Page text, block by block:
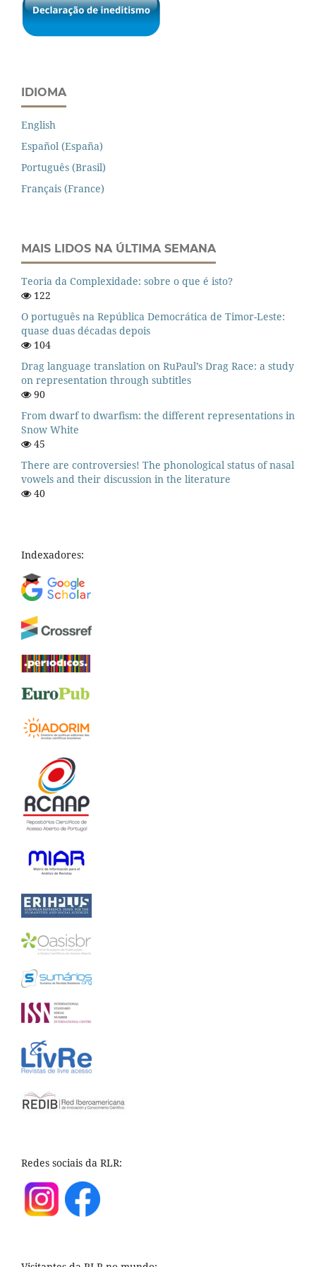
IDIOMA
English
Español (España)
Português (Brasil)
Français (France)
MAIS LIDOS NA ÚLTIMA SEMANA
Teoria da Complexidade: sobre o que é isto?
122
O português na República Democrática de Timor-Leste:
quase duas décadas depois
104
Drag language translation on RuPaul’s Drag Race: a study
on representation through subtitles
90
From dwarf to dwarfism: the different representations in
Snow White
45
There are controversies! The phonological status of nasal
vowels and their discussion in the literature
40
Indexadores:
Redes sociais da RLR: